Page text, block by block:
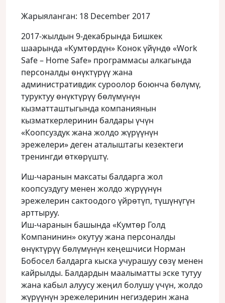
Жарыяланган: 18 December 2017
2017-жылдын 9-декабрында Бишкек
шаарында «Кумтөрдүн» Конок үйүндө «Work
Safe – Home Safe» программасы алкагында
персоналды өнүктүрүү жана
административдик суроолор боюнча бөлүмү,
туруктуу өнүктүрүү бөлүмүнүн
кызматташтыгында компаниянын
кызматкерлеринин балдары үчүн
«Коопсуздук жана жолдо жүрүүнүн
эрежелери» деген аталыштагы кезектеги
тренингди өткөрүштү.
Иш-чаранын максаты балдарга жол
коопсуздугу менен жолдо жүрүүнүн
эрежелерин сактоодого үйрөтүп, түшүнүгүн
арттыруу.
Иш-чаранын башында «Кумтөр Голд
Компанинин» окутуу жана персоналды
өнүктүрүү бөлүмүнүн кеңешчиси Норман
Бобосел балдарга кыска учурашуу сөзү менен
кайрылды. Балдардын маалыматты эске тутуу
жана кабыл алуусу жеңил болушу үчүн, жолдо
жүрүүнүн эрежелеринин негиздерин жана